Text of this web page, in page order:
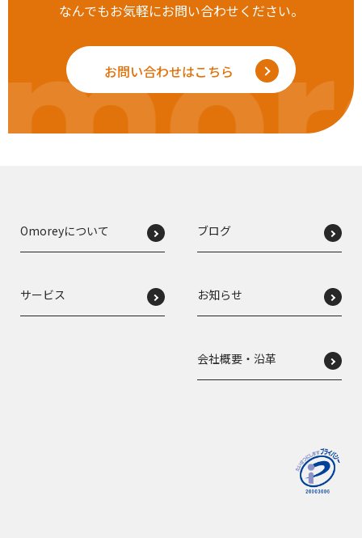
なんでもお気軽にお問い合わせください。
お問い合わせはこちら
Omoreyについて
サービス
ブログ
お知らせ
会社概要・沿革